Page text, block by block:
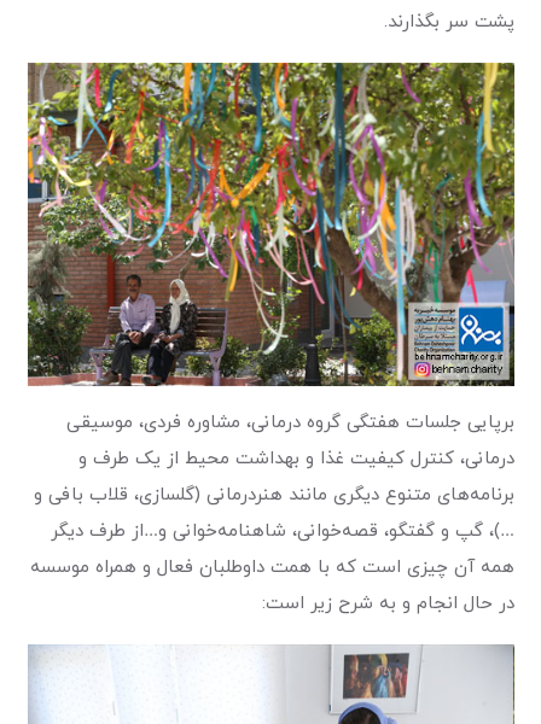
پشت سر بگذارند.
برپایی جلسات هفتگی گروه درمانی، مشاوره فردی، موسیقی
درمانی، کنترل کیفیت غذا و بهداشت محیط از یک طرف و
برنامه‌های متنوع دیگری مانند هنردرمانی (گلسازی، قلاب بافی و
…)، گپ و گفتگو، قصه‌خوانی، شاهنامه‌خوانی و…از طرف دیگر
همه آن چیزی است که با همت داوطلبان فعال و همراه موسسه
در حال انجام و به شرح زیر است: